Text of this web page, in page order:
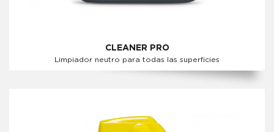
CLEANER PRO
Limpiador neutro para todas las superficies